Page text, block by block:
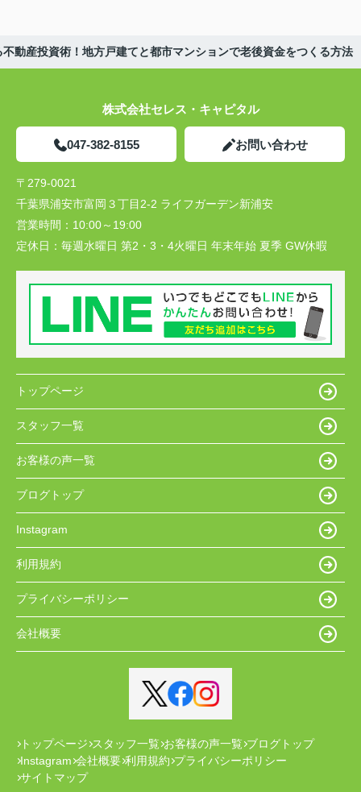
動産投資術！地方戸建てと都市マンションで老後資金をつくる方法
株式会社セレス・キャピタル
047-382-8155 お問い合わせ
〒279-0021
千葉県浦安市富岡３丁目2-2 ライフガーデン新浦安
営業時間： 10:00～19:00
定休日： 毎週水曜日 第2・3・4火曜日 年末年始 夏季 GW休暇
トップページ
スタッフ一覧
お客様の声一覧
ブログトップ
Instagram
利用規約
プライバシーポリシー
会社概要
トップページ スタッフ一覧 お客様の声一覧 ブログトップ
Instagram 会社概要 利用規約 プライバシーポリシー
サイトマップ